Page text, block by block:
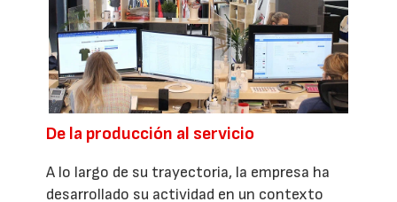
De la producción al servicio
A lo largo de su trayectoria, la empresa ha
desarrollado su actividad en un contexto